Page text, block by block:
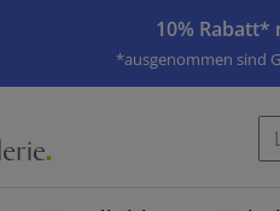
10% Rabatt*
*ausgenommen sind